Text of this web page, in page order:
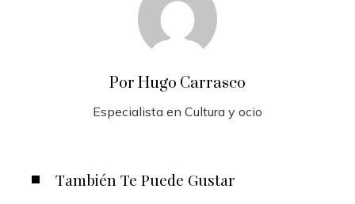
Por Hugo Carrasco
Especialista en Cultura y ocio
También Te Puede Gustar